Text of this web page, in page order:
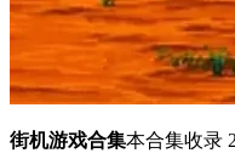
街机游戏合集本合集收录